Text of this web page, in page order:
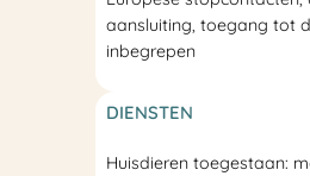
aansluiting, toegang tot
inbegrepen
DIENSTEN
Huisdieren toegestaan: